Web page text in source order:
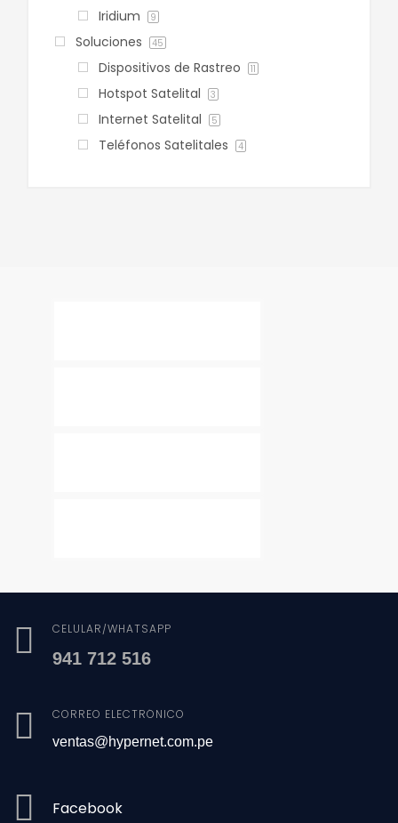
Iridium 9
Soluciones 45
Dispositivos de Rastreo 11
Hotspot Satelital 3
Internet Satelital 5
Teléfonos Satelitales 4
CELULAR/WHATSAPP
941 712 516
CORREO ELECTRÓNICO
ventas@hypernet.com.pe
Facebook